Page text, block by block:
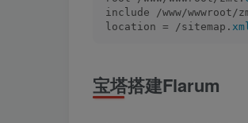
include /www/wwwroot/
location = /sitemap.
宝塔搭建Flarum